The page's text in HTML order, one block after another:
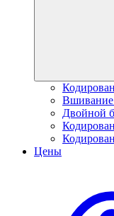
Вшивание
Двойной
Цены